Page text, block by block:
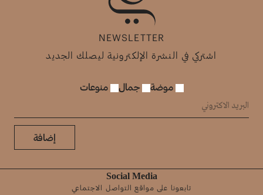
NEWSLETTER
اشتركي في النشرة الإلكترونية ليصلك الجديد
موضة جمال منوعات
إضافة
Social Media
تابعونا على مواقع التواصل الاجتماعي